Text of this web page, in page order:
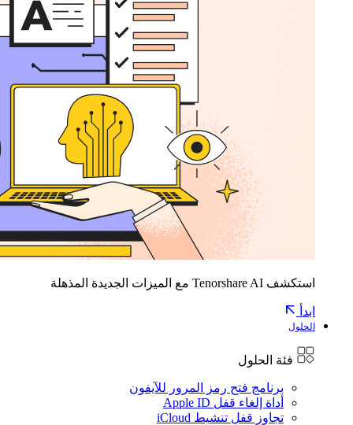
استكشف Tenorshare AI مع الميزات الجديدة المذهلة
ابدأ
الحلول
فئة الحلول
برنامج فتح رمز المرور للآيفون
أداة إلغاء قفل Apple ID
تجاوز قفل تنشيط iCloud